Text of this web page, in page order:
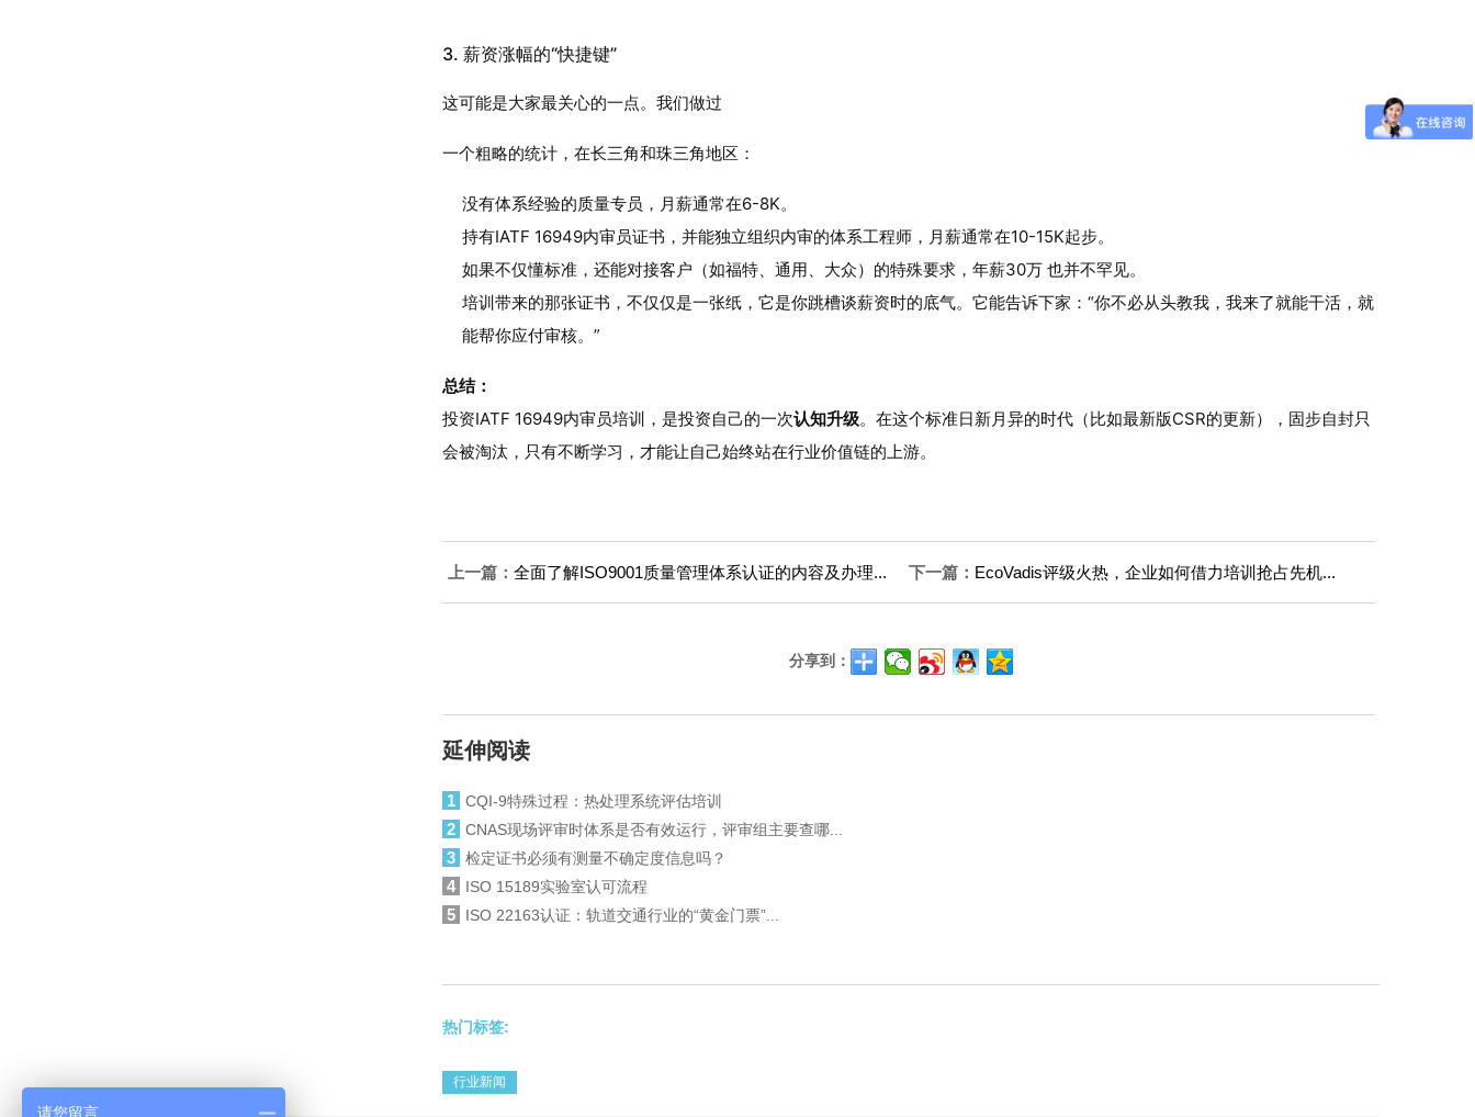
3. 薪资涨幅的“快捷键”
这可能是大家最关心的一点。我们做过
一个粗略的统计，在长三角和珠三角地区：
没有体系经验的质量专员，月薪通常在6-8K。
持有IATF 16949内审员证书，并能独立组织内审的体系工程师，月薪通常在10-15K起步。
如果不仅懂标准，还能对接客户（如福特、通用、大众）的特殊要求，年薪30万 也并不罕见。
培训带来的那张证书，不仅仅是一张纸，它是你跳槽谈薪资时的底气。它能告诉下家：“你不必从头教我，我来了就能干活，就
能帮你应付审核。”
总结：
投资IATF 16949内审员培训，是投资自己的一次认知升级。在这个标准日新月异的时代（比如最新版CSR的更新），固步自封只
会被淘汰，只有不断学习，才能让自己始终站在行业价值链的上游。
上一篇： 全面了解ISO9001质量管理体系认证的内容及办理... 下一篇： EcoVadis评级火热，企业如何借力培训抢占先机...
分享到：
延伸阅读
1 CQI-9特殊过程：热处理系统评估培训
2 CNAS现场评审时体系是否有效运行，评审组主要查哪...
3 检定证书必须有测量不确定度信息吗？
4 ISO 15189实验室认可流程
5 ISO 22163认证：轨道交通行业的“黄金门票”...
热门标签:
行业新闻
请您留言